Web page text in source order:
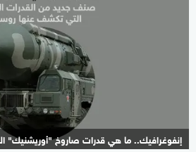
إنفوغرافيك.. ما هي قدرات صاروخ "أوريشنيك"